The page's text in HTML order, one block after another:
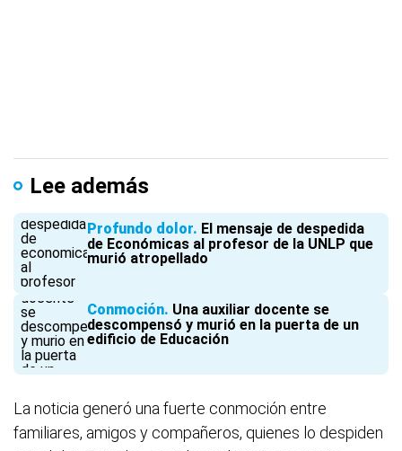
Lee además
Profundo dolor El mensaje de despedida
de Económicas al profesor de la UNLP que
murió atropellado
Conmoción Una auxiliar docente se
descompensó y murió en la puerta de un
edificio de Educación
La noticia generó una fuerte conmoción entre
familiares, amigos y compañeros, quienes lo despiden